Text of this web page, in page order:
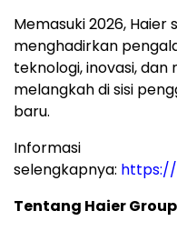
Memasuki 2026,
menghadirkan
teknologi, inovasi,
melangkah di sisi
baru.
Informasi
selengkapnya:
Tentang Haier Group